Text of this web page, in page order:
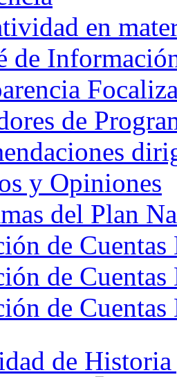
en
de
de
y Opiniones
del Plan
de Cuentas
de Cuentas
de
de